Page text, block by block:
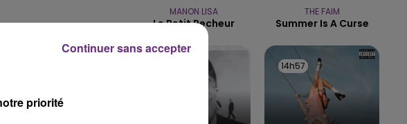
FM
19h15 - 20h00
LA RADIO POP
« déplacement
26 02 90 90. Une
MANON LISA
Le Petit Pecheur
THE FAIM
Summer Is A Curse
14h57
14h57
priorité
Continuer sans accepter